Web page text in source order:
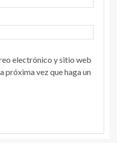
electrónico y sitio web
próxima vez que haga un